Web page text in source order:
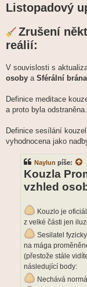
í
s
v
k
Listopadový
Zrušení
reálií:
V souvislosti s
osoby a Sférální brána
Definice meditace
a proto byla odstraněna.
Definice sesílání
vyhodnocena jako
Naylun píše:
Kouzla
vzhled
Kouzlo je
z velké části jen
Sesilatel
na mága
(přestože stále
následující body:
Nechává